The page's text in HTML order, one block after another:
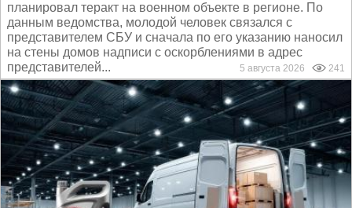
планировал теракт на военном объекте в регионе. По
данным ведомства, молодой человек связался с
представителем СБУ и сначала по его указанию наносил
на стены домов надписи с оскорблениями в адрес
представителей...
5 августа 2026 241